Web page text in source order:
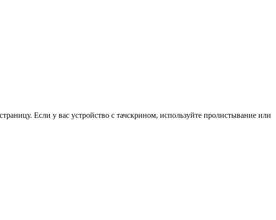
Если у вас устройство с тачскрином, используйте пролистывание или